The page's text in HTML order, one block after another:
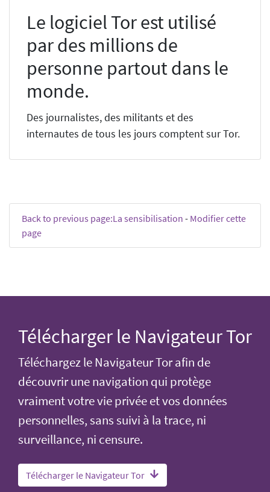
Le logiciel Tor est utilisé
par des millions de
personne partout dans le
monde.
Des journalistes, des militants et des
internautes de tous les jours comptent sur Tor.
Back to previous page:La sensibilisation - Modifier cette
page
Télécharger le Navigateur Tor
Téléchargez le Navigateur Tor afin de
découvrir une navigation qui protège
vraiment votre vie privée et vos données
personnelles, sans suivi à la trace, ni
surveillance, ni censure.
Télécharger le Navigateur Tor